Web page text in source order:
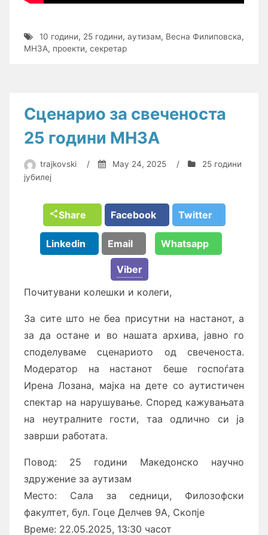
10 години, 25 години, аутизам, Весна Филиповска,
МНЗА, проекти, секретар
Сценарио за свеченоста
25 години МНЗА
trajkovski / May 24, 2025 /
25 години
јубилеј
Share Facebook Twitter
Linkedin Email Whatsapp
Viber
Почитувани колешки и колеги,
За сите што не беа присутни на настанот, а
за да остане и во нашата архива, јавно го
споделуваме сценариото од свеченоста.
Модератор на настанот беше госпоѓата
Ирена Лозана, мајка на дете со аутистичен
спектар на нарушување. Според кажувањата
на неутралните гости, таа одлично си ја
заврши работата.
Повод: 25 години Македонско научно
здружение за аутизам
Место: Сала за седници, Филозофски
факултет, бул. Гоце Делчев 9А, Скопје
Време: 22.05.2025, 13:30 часот